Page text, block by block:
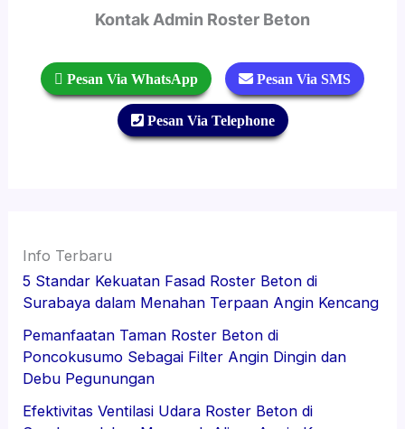
Kontak Admin Roster Beton
 Pesan Via WhatsApp  Pesan Via SMS
 Pesan Via Telephone
Info Terbaru
5 Standar Kekuatan Fasad Roster Beton di
Surabaya dalam Menahan Terpaan Angin Kencang
Pemanfaatan Taman Roster Beton di
Poncokusumo Sebagai Filter Angin Dingin dan
Debu Pegunungan
Efektivitas Ventilasi Udara Roster Beton di